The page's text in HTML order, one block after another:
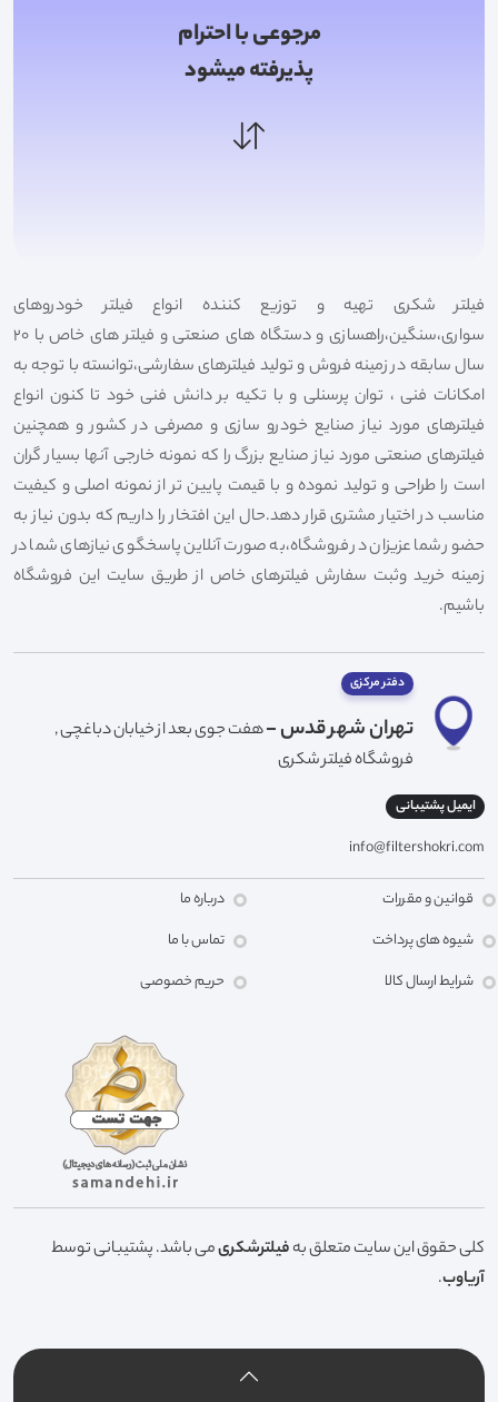
مرجوعی با احترام
پذیرفته میشود
فیلتر شکری تهیه و توزیع کننده انواع فیلتر خودروهای
سواری،سنگین،راهسازی و دستگاه های صنعتی و فیلتر های خاص با 20
سال سابقه در زمینه فروش و تولید فیلترهای سفارشی،توانسته با توجه به
امکانات فنی ، توان پرسنلی و با تکیه بر دانش فنی خود تا کنون انواع
فیلترهای مورد نیاز صنایع خودرو سازی و مصرفی در کشور و همچنین
فیلترهای صنعتی مورد نیاز صنایع بزرگ را که نمونه خارجی آنها بسیار گران
است را طراحی و تولید نموده و با قیمت پایین تر از نمونه اصلی و کیفیت
مناسب در اختیار مشتری قرار دهد.حال این افتخار را داریم که بدون نیاز به
حضور شما عزیزان در فروشگاه،به صورت آنلاین پاسخگوی نیازهای شما در
زمینه خرید وثبت سفارش فیلترهای خاص از طریق سایت این فروشگاه
باشیم.
دفتر مرکزی
تهران شهر قدس -هفت جوی بعد از خیابان دباغچی ,
فروشگاه فیلتر شکری
ایمیل پشتیبانی
info@filtershokri.com
قوانین و مقررات
شیوه های پرداخت
شرایط ارسال کالا
درباره ما
تماس با ما
حریم خصوصی
کلی حقوق این سایت متعلق بهفیلترشکریمی باشد. پشتیبانی توسط
آریاوب.